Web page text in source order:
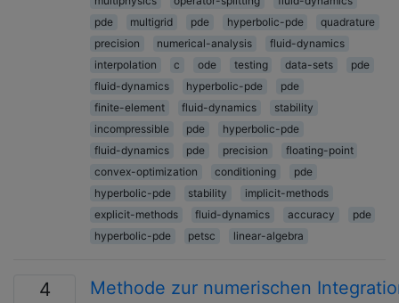
pde
multigrid pde hyperbolic-pde
quadrature
precision
numerical-analysis
fluid-dynamics
interpolation
c ode testing data-sets
pde
fluid-dynamics
hyperbolic-pde
pde
finite-element
fluid-dynamics
stability
incompressible
pde
hyperbolic-pde
fluid-dynamics
pde precision
floating-point
convex-optimization
conditioning
pde
hyperbolic-pde
stability
implicit-methods
explicit-methods
fluid-dynamics accuracy
pde
hyperbolic-pde
petsc linear-algebra
4
Methode zur numerischen